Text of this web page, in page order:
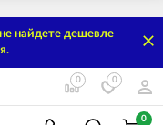
найдете дешевле
0 0
0